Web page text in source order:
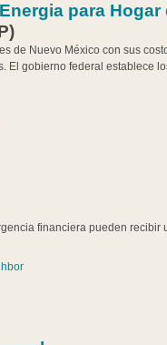
para
de Nuevo México con sus
El gobierno federal establece
financiera pueden